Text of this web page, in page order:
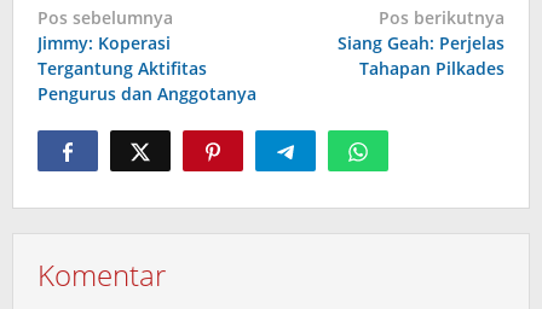
Navigasi
pos
Pos sebelumnya
Jimmy: Koperasi
Tergantung Aktifitas
Pengurus dan Anggotanya
Pos berikutnya
Siang Geah: Perjelas
Tahapan Pilkades
Komentar